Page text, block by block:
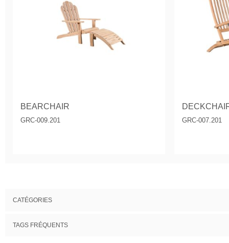
BEARCHAIR
GRC-009.201 GRC-007.201
CATÉGORIES
TAGS FRÉQUENTS